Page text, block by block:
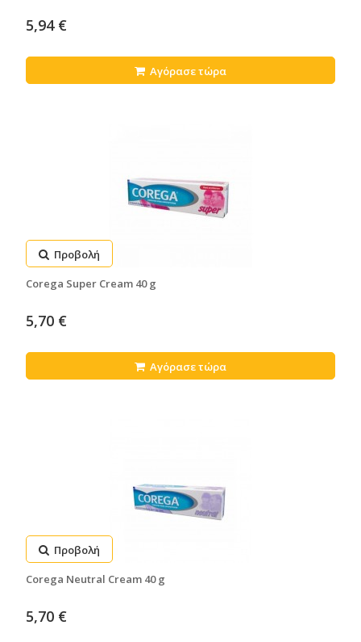
5,94 €
Αγόρασε τώρα
Προβολή
Corega Super Cream 40 g
5,70 €
Αγόρασε τώρα
Προβολή
Corega Neutral Cream 40 g
5,70 €